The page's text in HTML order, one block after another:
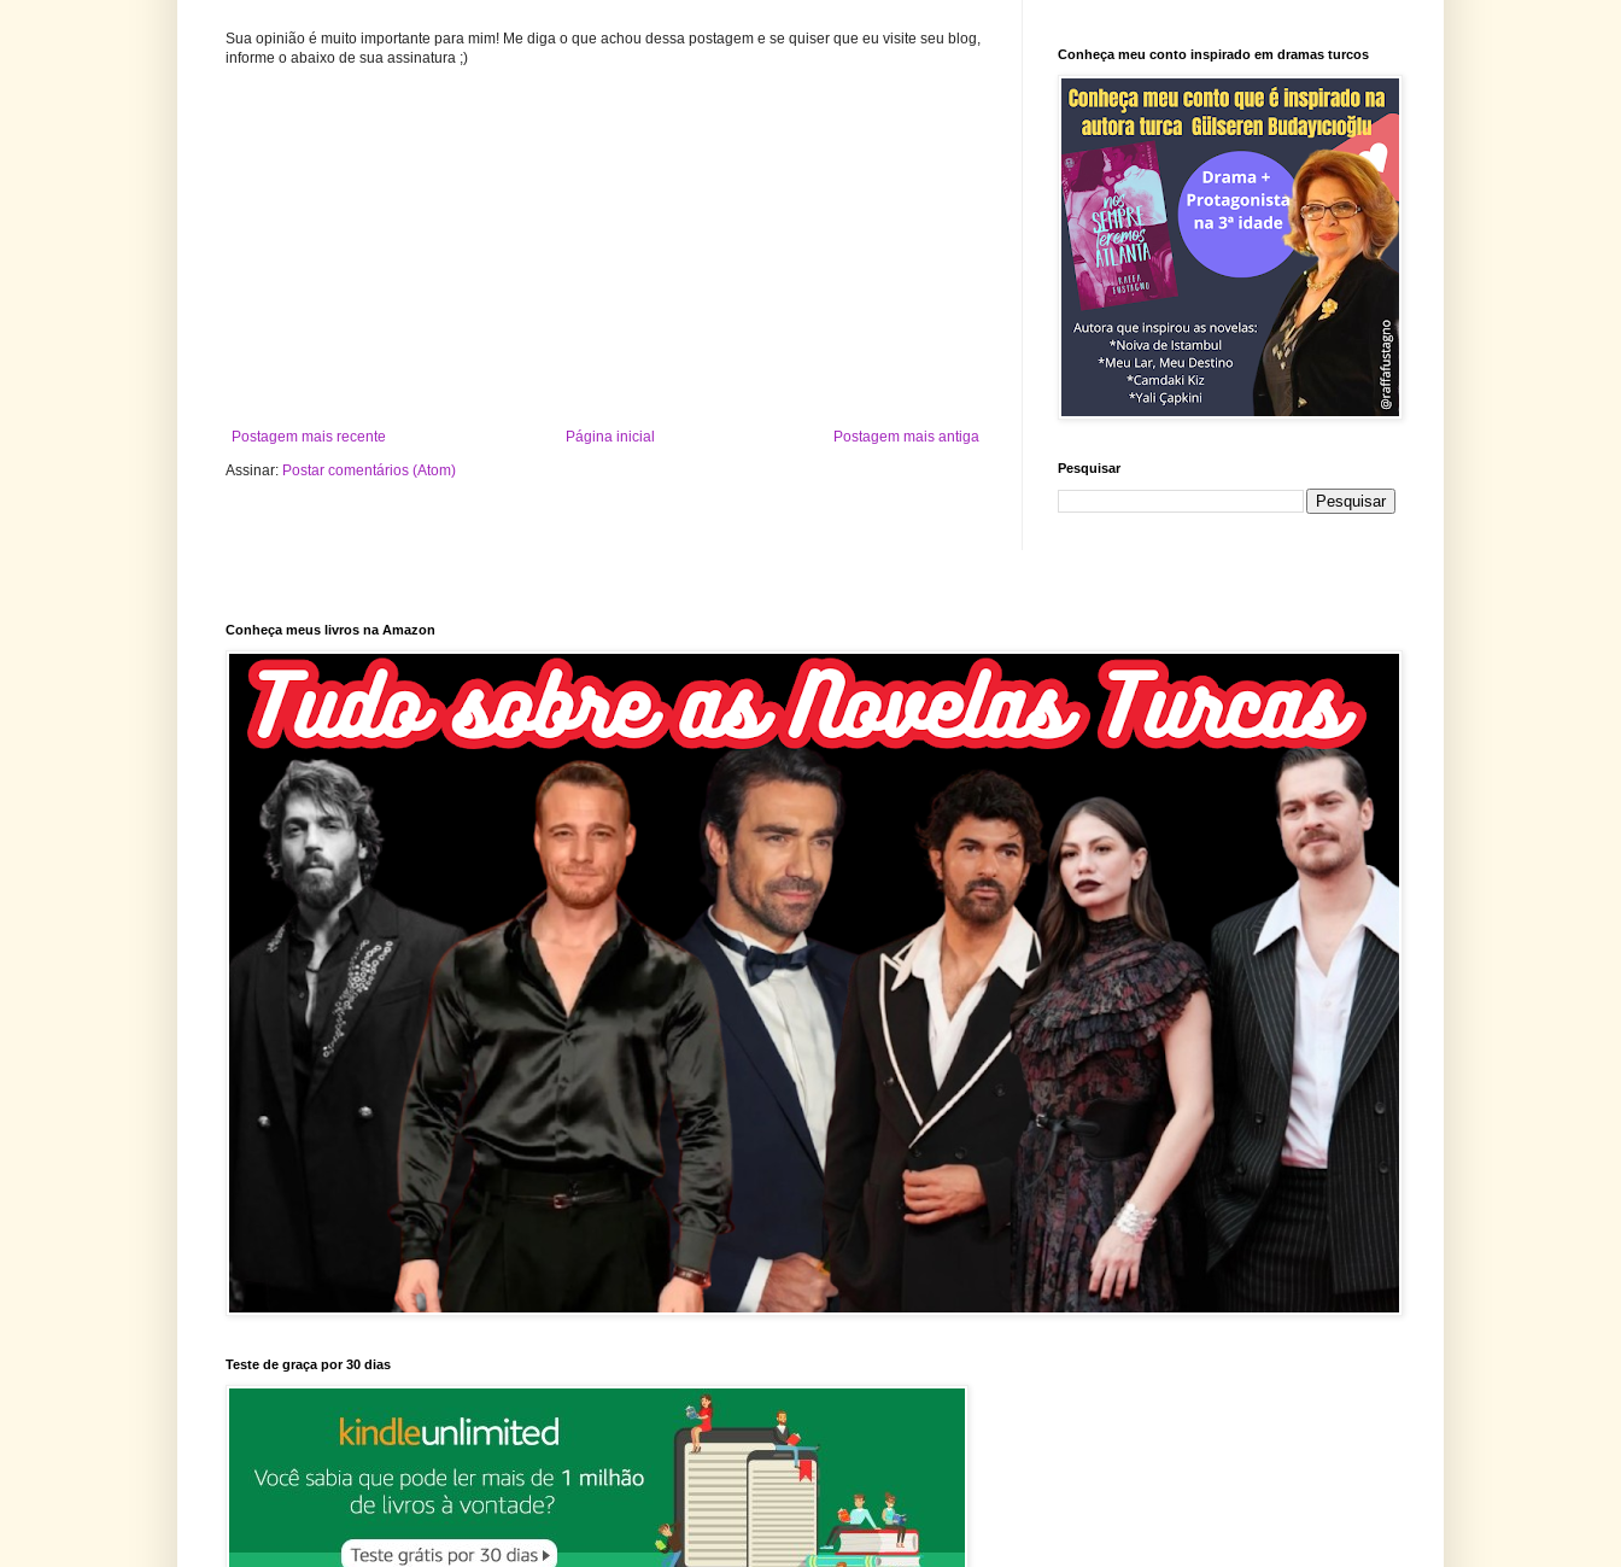
Sua opinião é muito importante para mim! Me diga o que achou dessa postagem e se quiser que eu visite seu blog,
informe o abaixo de sua assinatura ;)
Postagem mais recente Postagem mais antiga
Página inicial
Assinar: Postar comentários (Atom)
Conheça meu conto inspirado em dramas turcos
Pesquisar
Conheça meus livros na Amazon
Teste de graça por 30 dias